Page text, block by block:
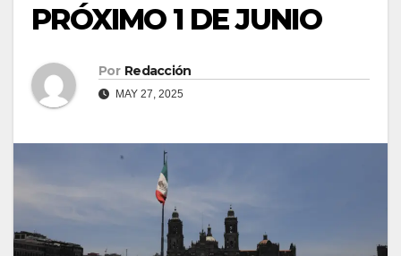
PRÓXIMO 1 DE JUNIO
Por Redacción
MAY 27, 2025